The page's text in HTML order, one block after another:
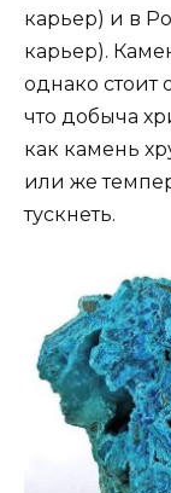
карьер) и в
карьер).
однако стоит
что добыча
как камень
или же
тускнеть.